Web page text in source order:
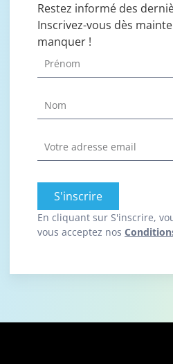
Restez informé des
Inscrivez-vous dès
manquer !
S'inscrire
En cliquant sur S'inscrire,
vous acceptez nos